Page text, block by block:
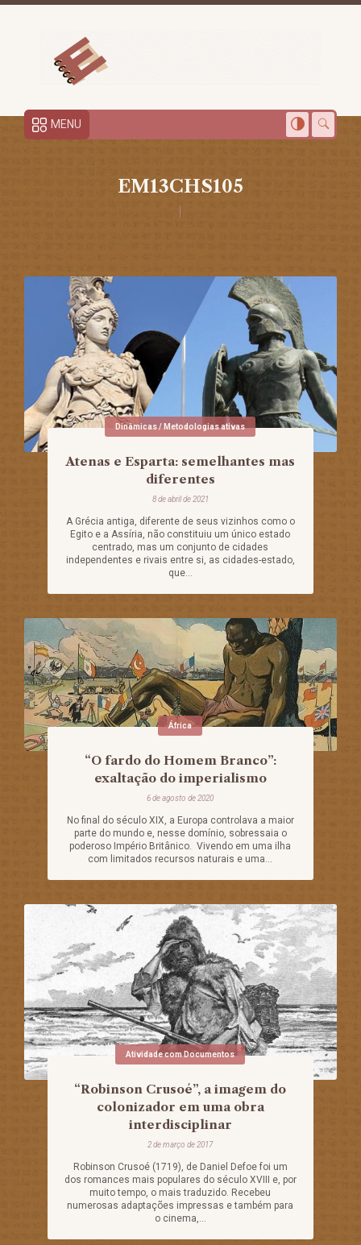
MENU
EM13CHS105
Dinâmicas / Metodologias ativas
Atenas e Esparta: semelhantes mas
diferentes
8 de abril de 2021
A Grécia antiga, diferente de seus vizinhos como o
Egito e a Assíria, não constituiu um único estado
centrado, mas um conjunto de cidades
independentes e rivais entre si, as cidades-estado,
que...
África
“O fardo do Homem Branco”:
exaltação do imperialismo
6 de agosto de 2020
No final do século XIX, a Europa controlava a maior
parte do mundo e, nesse domínio, sobressaia o
poderoso Império Britânico. Vivendo em uma ilha
com limitados recursos naturais e uma...
Atividade com Documentos
“Robinson Crusoé”, a imagem do
colonizador em uma obra
interdisciplinar
2 de março de 2017
Robinson Crusoé (1719), de Daniel Defoe foi um
dos romances mais populares do século XVIII e, por
muito tempo, o mais traduzido. Recebeu
numerosas adaptações impressas e também para
o cinema,...